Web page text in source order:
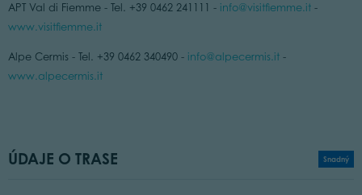
APT Val di Fiemme - Tel. +39 0462 241111 - info@visitfiemme.it-
www.visitfiemme.it
Alpe Cermis - Tel. +39 0462 340490 - info@alpecermis.it-
www.alpecermis.it
ÚDAJE O TRASE Snadný